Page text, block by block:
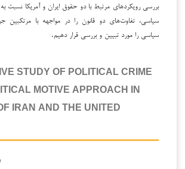
بررسی رویکردهای مرتبط با دو حقوق ایران و آمریکا نسبت به
سیاسی، تفاوت‌های دو قانون را در مواجهه با مرتکبین
سیاسی را مورد تبیین و بررسی قرار دهیم.
STUDY OF POLITICAL CRIME
MOTIVE APPROACH IN
IRAN AND THE UNITED